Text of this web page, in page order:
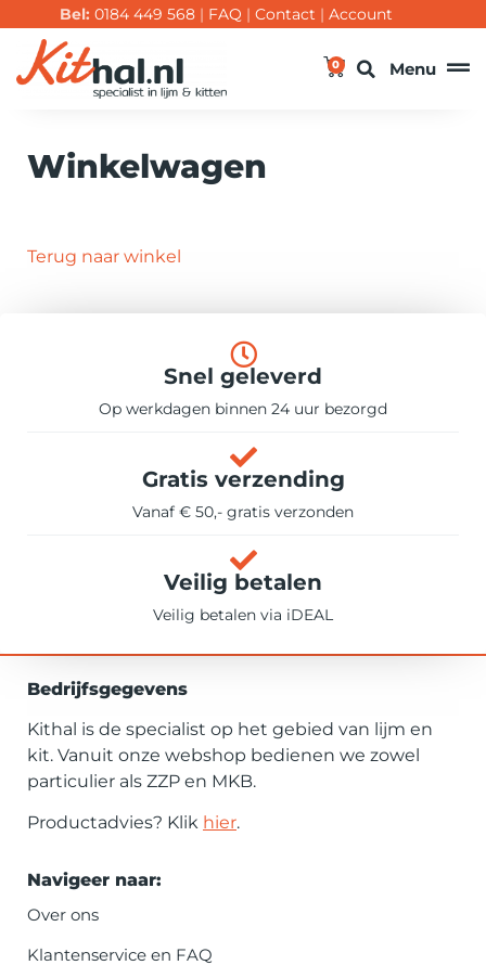
Bel: 0184 449 568 | FAQ | Contact | Account
0 Menu
Winkelwagen
Terug naar winkel
Snel geleverd
Op werkdagen binnen 24 uur bezorgd
Gratis verzending
Vanaf € 50,- gratis verzonden
Veilig betalen
Veilig betalen via iDEAL
Bedrijfsgegevens
Kithal is de specialist op het gebied van lijm en
kit. Vanuit onze webshop bedienen we zowel
particulier als ZZP en MKB.
Productadvies? Klik hier.
Navigeer naar:
Over ons
Klantenservice en FAQ